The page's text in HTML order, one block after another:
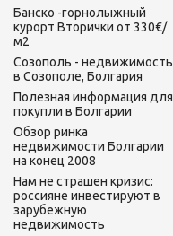
Банско -горнолыжный
курорт Вторички от 330€/
м2
Созополь - недвижимость
в Созополе, Болгария
Полезная информация для
покупли в Болгарии
Обзор ринка
недвижимости Болгарии
на конец 2008
Нам не страшен кризис:
россияне инвестируют в
зарубежную
недвижимость